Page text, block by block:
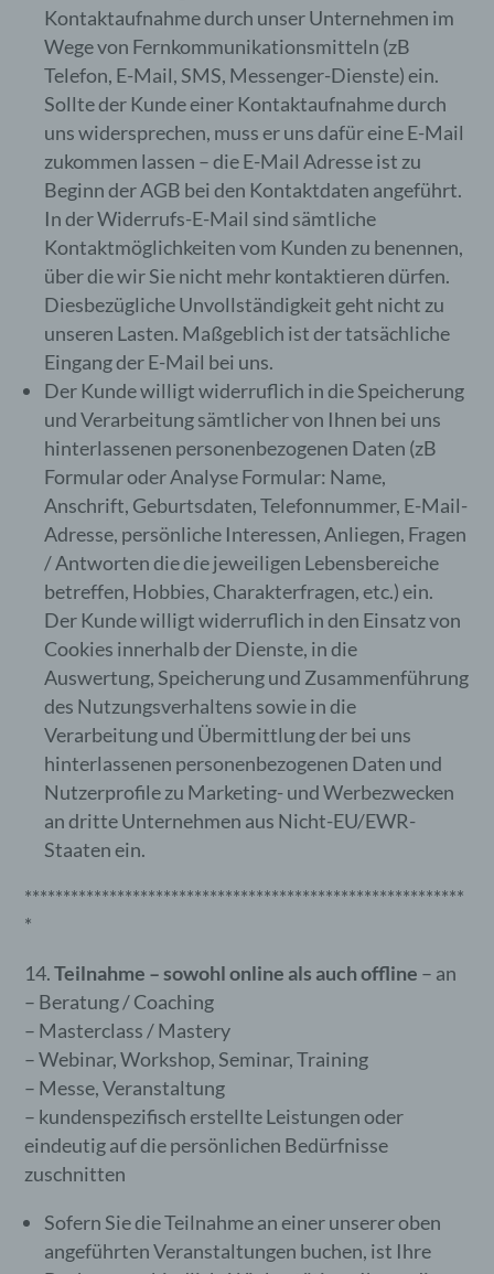
Kontaktaufnahme durch unser Unternehmen im
Wege von Fernkommunikationsmitteln (zB
Telefon, E-Mail, SMS, Messenger-Dienste) ein.
Sollte der Kunde einer Kontaktaufnahme durch
uns widersprechen, muss er uns dafür eine E-Mail
zukommen lassen – die E-Mail Adresse ist zu
Beginn der AGB bei den Kontaktdaten angeführt.
In der Widerrufs-E-Mail sind sämtliche
Kontaktmöglichkeiten vom Kunden zu benennen,
über die wir Sie nicht mehr kontaktieren dürfen.
Diesbezügliche Unvollständigkeit geht nicht zu
unseren Lasten. Maßgeblich ist der tatsächliche
Eingang der E-Mail bei uns.
Der Kunde willigt widerruflich in die Speicherung
und Verarbeitung sämtlicher von Ihnen bei uns
hinterlassenen personenbezogenen Daten (zB
Formular oder Analyse Formular: Name,
Anschrift, Geburtsdaten, Telefonnummer, E-Mail-
Adresse, persönliche Interessen, Anliegen, Fragen
/ Antworten die die jeweiligen Lebensbereiche
betreffen, Hobbies, Charakterfragen, etc.) ein.
Der Kunde willigt widerruflich in den Einsatz von
Cookies innerhalb der Dienste, in die
Auswertung, Speicherung und Zusammenführung
des Nutzungsverhaltens sowie in die
Verarbeitung und Übermittlung der bei uns
hinterlassenen personenbezogenen Daten und
Nutzerprofile zu Marketing- und Werbezwecken
an dritte Unternehmen aus Nicht-EU/EWR-
Staaten ein.
*********************************************************
*
Teilnahme – sowohl online als auch offline – an
– Beratung / Coaching
– Masterclass / Mastery
– Webinar, Workshop, Seminar, Training
– Messe, Veranstaltung
– kundenspezifisch erstellte Leistungen oder
eindeutig auf die persönlichen Bedürfnisse
zuschnitten
Sofern Sie die Teilnahme an einer unserer oben
angeführten Veranstaltungen buchen, ist Ihre
widersprechen. Ferner können bereits gesetzte
Cookies jederzeit über einen Internetbrowser oder
andere Softwareprogramme gelöscht werden. Dies
ist in allen gängigen Internetbrowsern möglich.
Deaktiviert die betroffene Person die Setzung von
unter Umständen nicht alle Funktionen unserer
Internetseite vollumfänglich nutzbar.
Erfassung von allgemeinen Daten und
Informationen
Die Internetseite erfasst mit jedem Aufruf der
Internetseite durch eine betroffene Person
oder ein automatisiertes System eine Reihe
von allgemeinen Daten und Informationen.
Diese allgemeinen Daten und Informationen
werden in den Logfiles des Servers
gespeichert. Erfasst werden können die (1)
verwendeten Browsertypen und Versionen,
(2) das vom zugreifenden System
verwendete Betriebssystem, (3) die
Internetseite, von welcher ein zugreifendes
System auf unsere Internetseite gelangt
(sogenannte Referrer), (4) die
Unterwebseiten, welche über ein
zugreifendes System auf unserer
Internetseite angesteuert werden, (5) das
Datum und die Uhrzeit eines Zugriffs auf die
Internetseite, (6) eine Internet-Protokoll-
Adresse (IP-Adresse), (7) der Internet-
Service-Provider des zugreifenden Systems
und (8) sonstige ähnliche Daten und
Informationen, die der Gefahrenabwehr im
Falle von Angriffen auf unsere
informationstechnologischen Systeme
dienen.
Bei der Nutzung dieser allgemeinen Daten und
vielmehr benötigt, um (1) die Inhalte unserer
Internetseite korrekt auszuliefern, (2) die Inhalte
unserer Internetseite sowie die Werbung für diese
zu optimieren, (3) die dauerhafte
Funktionsfähigkeit unserer
informationstechnologischen Systeme und der
Technik unserer Internetseite zu gewährleisten
sowie (4) um Strafverfolgungsbehörden im Falle
eines Cyberangriffes die zur Strafverfolgung
notwendigen Informationen bereitzustellen. Diese
werden durch uns daher einerseits statistisch und
ferner mit dem Ziel ausgewertet, den Datenschutz
und die Datensicherheit in unserem Unternehmen